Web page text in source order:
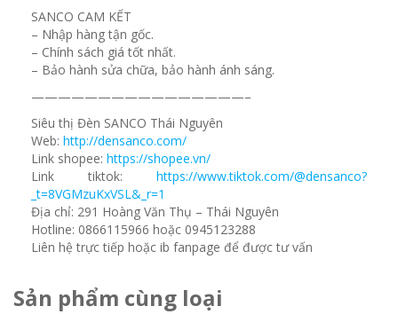
SANCO CAM KẾT
– Nhập hàng tận gốc.
– Chính sách giá tốt nhất.
– Bảo hành sửa chữa, bảo hành ánh sáng.
————————————————–
Siêu thị Đèn SANCO Thái Nguyên
Web: http://densanco.com/
Link shopee: https://shopee.vn/
Link tiktok: https://www.tiktok.com/@densanco?
_t=8VGMzuKxVSL&_r=1
Địa chỉ: 291 Hoàng Văn Thụ – Thái Nguyên
Hotline: 0866115966 hoặc 0945123288
Liên hệ trực tiếp hoặc ib fanpage để được tư vấn
Sản phẩm cùng loại